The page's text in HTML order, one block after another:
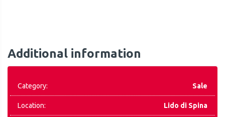
Additional information
Category: Sale
Location: Lido di Spina